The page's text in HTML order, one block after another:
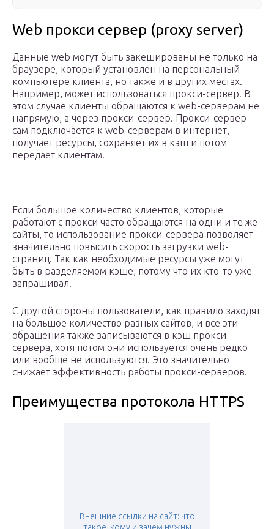
Web прокси сервер (proxy server)
Данные web могут быть закешированы не только на
браузере, который установлен на персональный
компьютере клиента, но также и в других местах.
Например, может использоваться прокси-сервер. В
этом случае клиенты обращаются к web-серверам не
напрямую, а через прокси-сервер. Прокси-сервер
сам подключается к web-серверам в интернет,
получает ресурсы, сохраняет их в кэш и потом
передает клиентам.
Если большое количество клиентов, которые
работают с прокси часто обращаются на одни и те же
сайты, то использование прокси-сервера позволяет
значительно повысить скорость загрузки web-
страниц. Так как необходимые ресурсы уже могут
быть в разделяемом кэше, потому что их кто-то уже
запрашивал.
С другой стороны пользователи, как правило заходят
на большое количество разных сайтов, и все эти
обращения также записываются в кэш прокси-
сервера, хотя потом они используется очень редко
или вообще не используются. Это значительно
снижает эффективность работы прокси-серверов.
Преимущества протокола HTTPS
Внешние ссылки на сайт: что